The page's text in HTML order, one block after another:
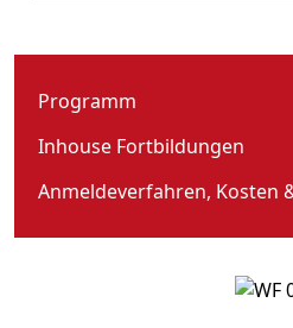
Programm
Inhouse Fortbildungen
Anmeldeverfahren, Kosten